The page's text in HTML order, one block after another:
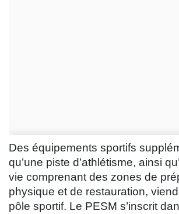
Des équipements sportifs
qu’une piste d’athlétisme, ainsi
vie comprenant des zones de
physique et de restauration,
pôle sportif. Le PESM s’inscrit